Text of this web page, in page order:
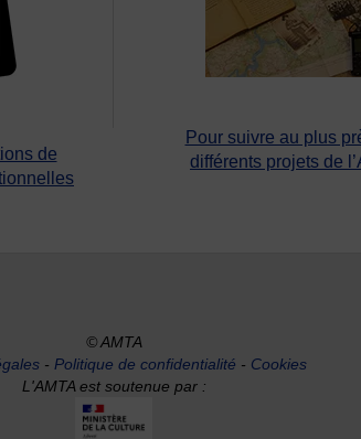
de
Pour suivre au plus
différents projets de
© AMTA
- Politique de confidentialité - Cookies
L'AMTA est soutenue par :